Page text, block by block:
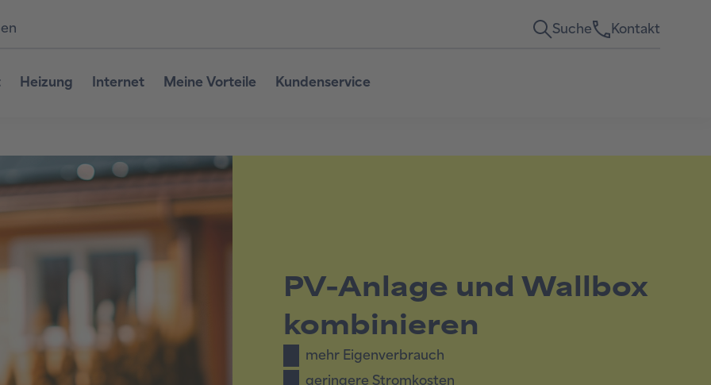
Suche Kontakt
Heizung Internet Meine Vorteile Kundenservice